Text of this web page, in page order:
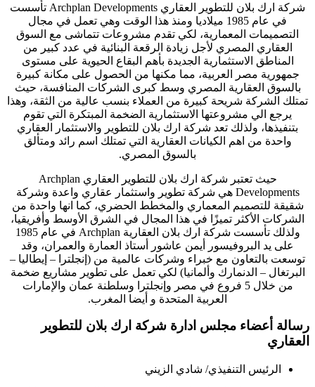
شركة ارك بلان للتطوير العقاري Archplan Developments تأسست
في عام 1985 ميلاديا ومنذ هذا الوقت وهي تعمل في مجال
التصميمات المعمارية، لكي تقدم مشروعات تتماشى مع السوق
العقاري المصري لأجل زيادة الرقعة البنائية في عدد كبير من
المناطق الاستثمارية الجديدة بأهم البقاع الحيوية على مستوى
جمهورية مصر العربية، مما مكنها من الحصول على مكانة كبيرة
بالسوق العقارية المصري وسط كبرى الشركات المنافسة، حيث
تمتلك الشركة شريحة كبيرة من العملاء بنسب عالية من الثقة، وهذا
يرجع الي مشروعتها الاستثمارية الضخمة المبتكرة التي تقوم
بتنفيذها، ولذلك تعد شركة ارك بلان للتطوير والاستثمار العقاري
واحدة من اهم الكيانات العقارية التي تمتلك اسم رائد ومتألق
بالسوق المصري.
حيث تعتبر شركة ارك بلان للتطوير العقاري Archplan
Developments هي شركة تطوير واستثمار عقاري واعدة وشركة
شقيقة للتصميم المعماري والمخطط الحضري، كما انها واحدة من
الشركات الأكثر تميزًا في هذا المجال في الشرق الأوسط وأفريقيا،
ولذلك تأسست شركة ارك بلان العقارية Archplan في عام 1985
على يد البروفيسور أيمن عاشور أستاذ العمارة والعمران، وقد
توسعت بالتعاون مع خبراء وشركات عالمية من (إنجلترا – إيطاليا –
البرتغال – الدنمارك وألمانيا) لكي تعمل على تطوير مشاريع ضخمة
من خلال 5 فروع في مصر وإنجلترا وسلطنة عمان والإمارات
العربية المتحدة و أيضا المغرب.
رسالة أعضاء مجلس ادارة شركة ارك بلان للتطوير
العقاري
الرئيس التنفيذي/ شادي الزيني